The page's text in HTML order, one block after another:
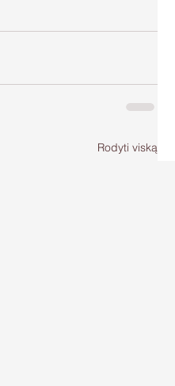
Rodyti viską